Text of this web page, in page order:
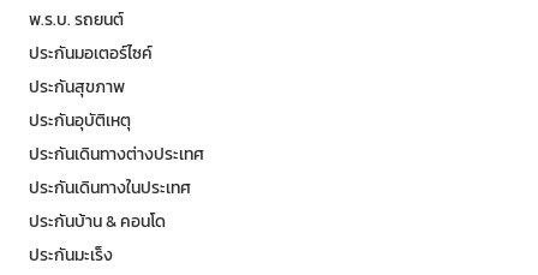
พ.ร.บ. รถยนต์
ประกันมอเตอร์ไซค์
ประกันสุขภาพ
ประกันอุบัติเหตุ
ประกันเดินทางต่างประเทศ
ประกันเดินทางในประเทศ
ประกันบ้าน & คอนโด
ประกันมะเร็ง